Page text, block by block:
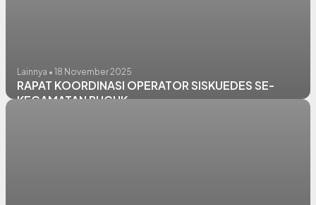
Lainnya • 18 November 2025
RAPAT KOORDINASI OPERATOR SISKUEDES SE-
KECAMATAN PUCUK